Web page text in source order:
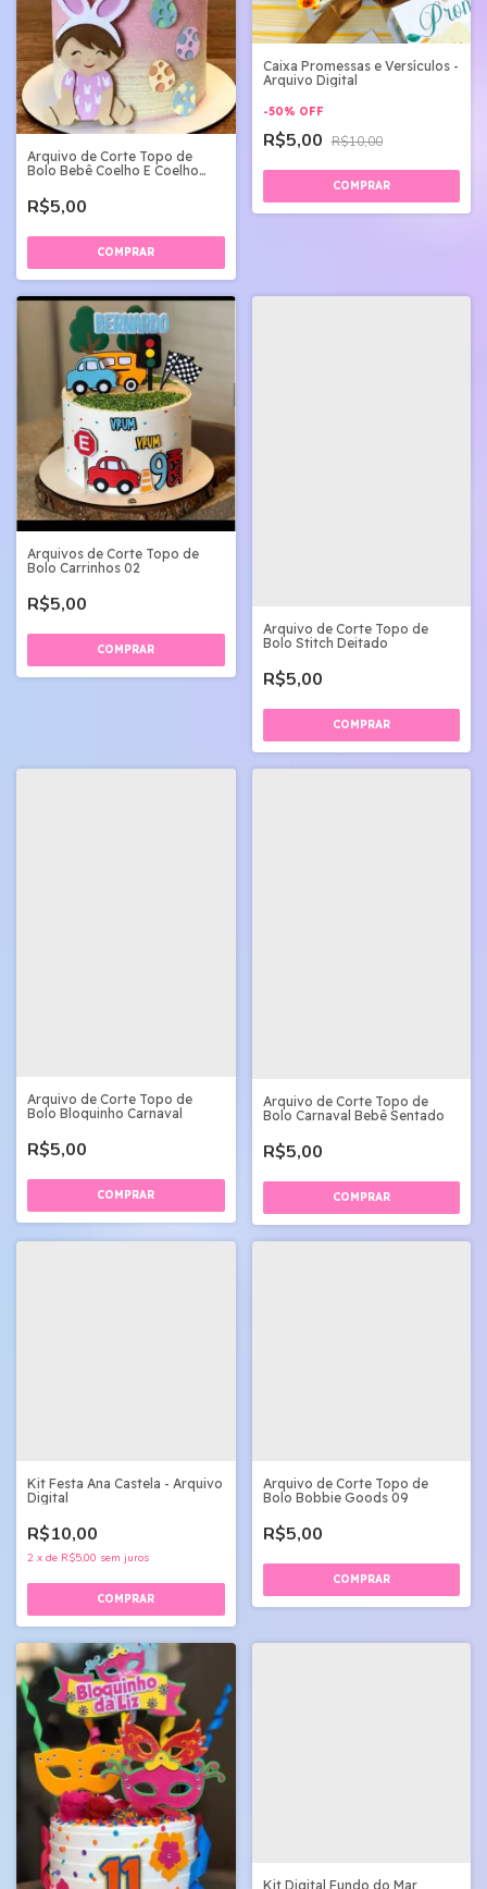
Arquivo de Corte Topo de
Bolo Bebê Coelho E Coelho
R$5,00
Caixa Promessas e Versículos -
Arquivo Digital
-50% OFF
R$5,00 R$10,00
Arquivos de Corte Topo de
Bolo Carrinhos 02
R$5,00
Arquivo de Corte Topo de
Bolo Stitch Deitado
R$5,00
Arquivo de Corte Topo de
Bolo Bloquinho Carnaval
R$5,00
Arquivo de Corte Topo de
Bolo Carnaval Bebê Sentado
R$5,00
Kit Festa Ana Castela - Arquivo
Digital
R$10,00
2 x de R$5,00 sem juros
Arquivo de Corte Topo de
Bolo Bobbie Goods 09
R$5,00
Kit Digital Fundo do Mar